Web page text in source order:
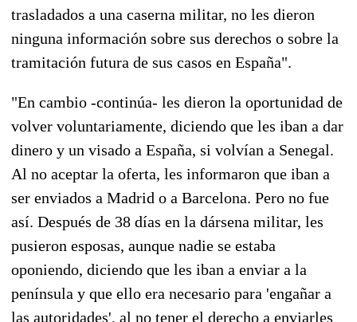
trasladados a una caserna militar, no les dieron
ninguna información sobre sus derechos o sobre la
tramitación futura de sus casos en España".
"En cambio -continúa- les dieron la oportunidad de
volver voluntariamente, diciendo que les iban a dar
dinero y un visado a España, si volvían a Senegal.
Al no aceptar la oferta, les informaron que iban a
ser enviados a Madrid o a Barcelona. Pero no fue
así. Después de 38 días en la dársena militar, les
pusieron esposas, aunque nadie se estaba
oponiendo, diciendo que les iban a enviar a la
península y que ello era necesario para 'engañar a
las autoridades', al no tener el derecho a enviarles